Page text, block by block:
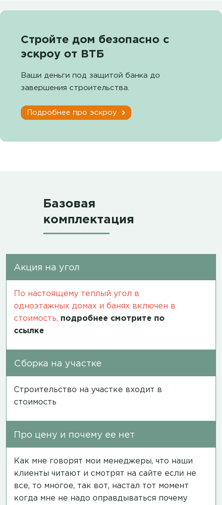
Стройте дом безопасно с
эскроу от ВТБ
Ваши деньги под защитой банка до
завершения строительства.
Подробнее про эскроу
Базовая
комплектация
Акция на угол
По настоящему теплый угол в
одноэтажных домах и банях включен в
стоимость, подробнее смотрите по
ссылке
Сборка на участке
Строительство на участке входит в
стоимость
Про цену и почему ее нет
Как мне говорят мои менеджеры, что наши
клиенты читают и смотрят на сайте если не
все, то многое, так вот, настал тот момент
когда мне не надо оправдываться почему